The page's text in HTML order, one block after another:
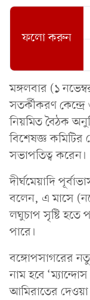
ফলো করুন
মঙ্গলবার (১
সতর্কীকরণ
নিয়মিত বৈঠক
বিশেষজ্ঞ
সভাপতিত্ব করেন।
দীর্ঘমেয়াদি
বলেন, এ মাসে
লঘুচাপ সৃষ্টি হতে
পারে।
বঙ্গোপসাগরের
নাম হবে
আমিরাতের